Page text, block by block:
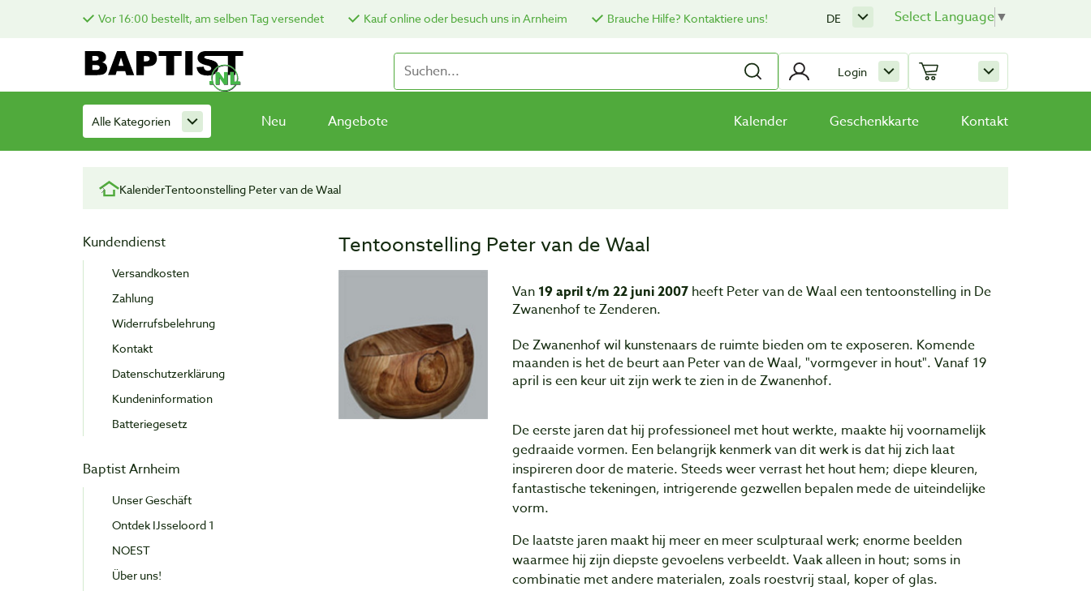
Vor 16:00 bestellt, am selben Tag versendet Kauf online oder besuch uns in Arnheim Brauche Hilfe? Kontaktiere uns! Select Language▼
DE
Login
Alle Kategorien Neu Angebote Kalender Geschenkkarte Kontakt
KalenderTentoonstelling Peter van de Waal
Kundendienst
Versandkosten
Zahlung
Widerrufsbelehrung
Kontakt
Datenschutzerklärung
Kundeninformation
Batteriegesetz
Baptist Arnheim
Unser Geschäft
Ontdek IJsseloord 1
NOEST
Über uns!
Tentoonstelling Peter van de Waal
Van 19 april t/m 22 juni 2007heeft Peter van de Waal een tentoonstelling in De
Zwanenhof te Zenderen.
De Zwanenhof wil kunstenaars de ruimte bieden om te exposeren. Komende
maanden is het de beurt aan Peter van de Waal, "vormgever in hout". Vanaf 19
april is een keur uit zijn werk te zien in de Zwanenhof.
De eerste jaren dat hij professioneel met hout werkte, maakte hij voornamelijk
gedraaide vormen. Een belangrijk kenmerk van dit werk is dat hij zich laat
inspireren door de materie. Steeds weer verrast het hout hem; diepe kleuren,
fantastische tekeningen, intrigerende gezwellen bepalen mede de uiteindelijke
vorm.
De laatste jaren maakt hij meer en meer sculpturaal werk; enorme beelden
waarmee hij zijn diepste gevoelens verbeeldt. Vaak alleen in hout; soms in
combinatie met andere materialen, zoals roestvrij staal, koper of glas.